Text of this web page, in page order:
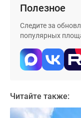
Москве
премиум-
класса
Новостройки
бизнес-
Траншевая
ипотека
Полезное
Следите за
популярных
Читайте также: